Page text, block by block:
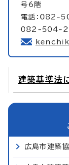
号6階
電話：082-
082-504-
建築基準法
広島市建築